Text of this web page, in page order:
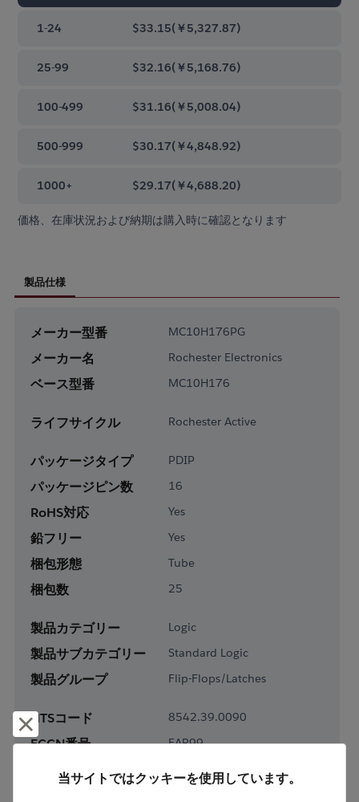
1-24 $33.15(￥5,327.87)
25-99 $32.16(￥5,168.76)
100-499 $31.16(￥5,008.04)
500-999 $30.17(￥4,848.92)
1000+ $29.17(￥4,688.20)
価格、在庫状況および納期は購入時に確認となります
製品仕様
メーカー型番 MC10H176PG
メーカー名 Rochester Electronics
ベース型番 MC10H176
ライフサイクル Rochester Active
パッケージタイプ PDIP
パッケージピン数 16
RoHS対応 Yes
鉛フリー Yes
梱包形態 Tube
梱包数 25
製品カテゴリー Logic
製品サブカテゴリー Standard Logic
製品グループ Flip-Flops/Latches
HTSコード 8542.39.0090
ECCN番号 EAR99
却下して閉じる
当サイトではクッキーを使用しています。